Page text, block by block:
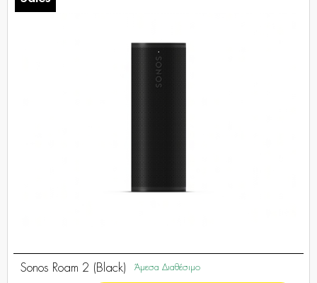
Sonos Roam 2 (Black) Άμεσα Διαθέσιμο